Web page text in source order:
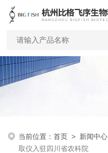
当前位置：首页 > 新闻中心
取仪入驻四川省农科院